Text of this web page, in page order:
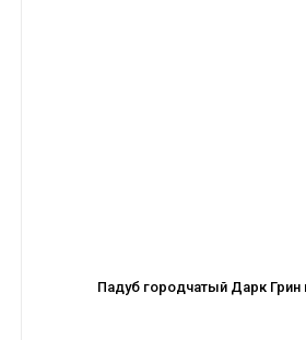
Падуб городчатый Дарк Грин